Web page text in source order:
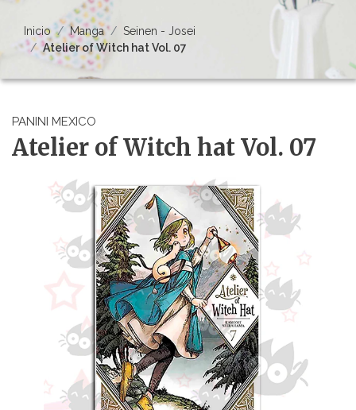
Inicio Manga
Seinen - Josei
Atelier of Witch hat Vol. 07
PANINI MEXICO
Atelier of Witch hat Vol. 07